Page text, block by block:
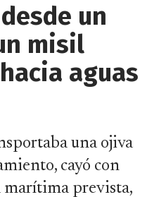
un
misil
aguas
una ojiva
cayó con
marítima prevista,